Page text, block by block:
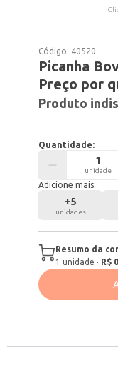
Código: 40520
Picanha
Preço por
Produto
Quantidade:
unidade
Adicione mais:
+5
unidades
Resumo da
1 unidade · R$